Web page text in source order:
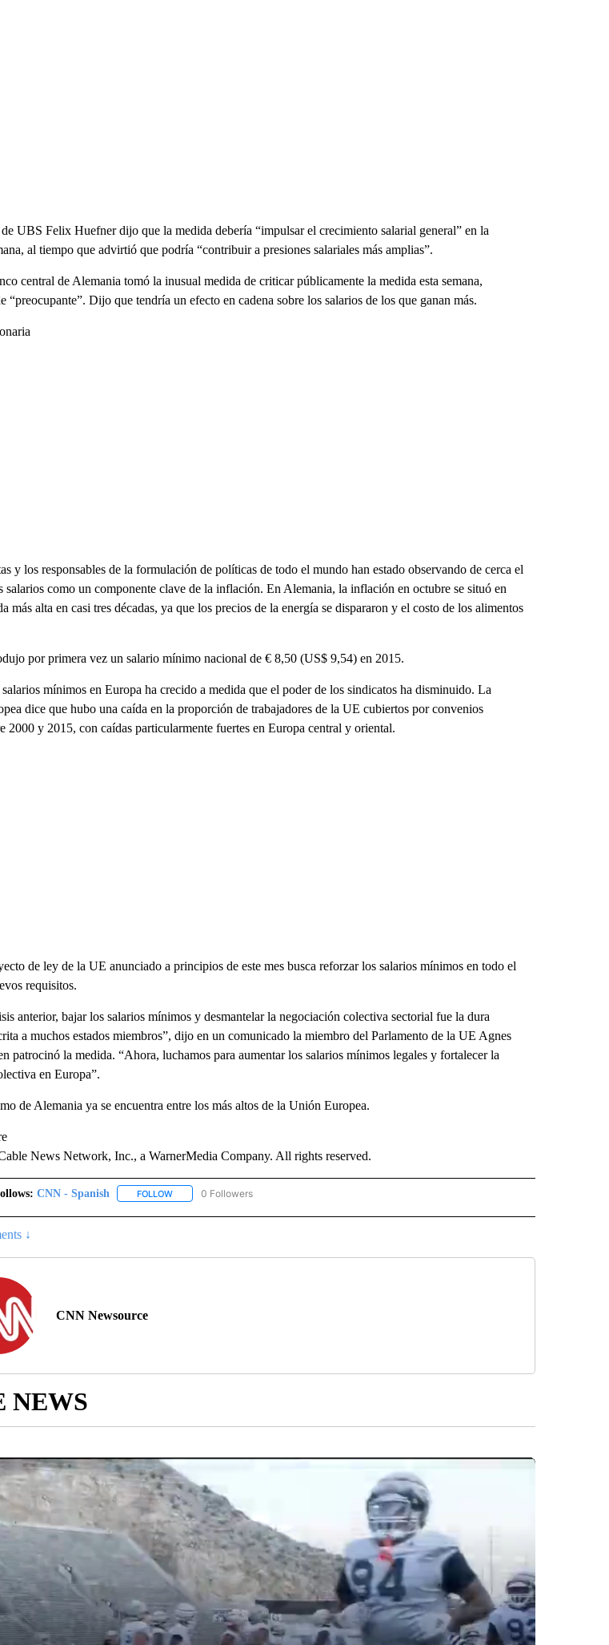
UBS Felix Huefner dijo que la medida debería “impulsar el crecimiento salarial general” en la
al tiempo que advirtió que podría “contribuir a presiones salariales más amplias”.
central de Alemania tomó la inusual medida de criticar públicamente la medida esta semana,
“preocupante”. Dijo que tendría un efecto en cadena sobre los salarios de los que ganan más.
y los responsables de la formulación de políticas de todo el mundo han estado observando de cerca el
salarios como un componente clave de la inflación. En Alemania, la inflación en octubre se situó en
más alta en casi tres décadas, ya que los precios de la energía se dispararon y el costo de los alimentos
por primera vez un salario mínimo nacional de € 8,50 (US$ 9,54) en 2015.
mínimos en Europa ha crecido a medida que el poder de los sindicatos ha disminuido. La
dice que hubo una caída en la proporción de trabajadores de la UE cubiertos por convenios
2000 y 2015, con caídas particularmente fuertes en Europa central y oriental.
de ley de la UE anunciado a principios de este mes busca reforzar los salarios mínimos en todo el
requisitos.
anterior, bajar los salarios mínimos y desmantelar la negociación colectiva sectorial fue la dura
a muchos estados miembros”, dijo en un comunicado la miembro del Parlamento de la UE Agnes
patrocinó la medida. “Ahora, luchamos para aumentar los salarios mínimos legales y fortalecer la
en Europa”.
de Alemania ya se encuentra entre los más altos de la Unión Europea.
News Network, Inc., a WarnerMedia Company. All rights reserved.
CNN - Spanish FOLLOWFOLLOW "CNN - SPANISH" TO RECEIVE NOTIFICATIONS ABOUT NEW PAGES ON "CNN - SPANISH".
0 Followers
↓
CNN Newsource
NEWS